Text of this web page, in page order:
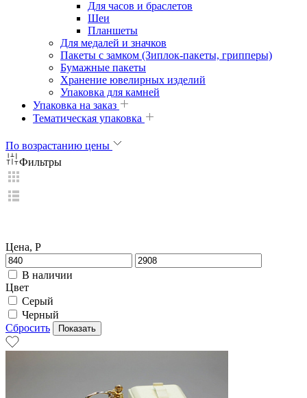
Для часов и браслетов
Шеи
Планшеты
Для медалей и значков
Пакеты с замком (Зиплок-пакеты, грипперы)
Бумажные пакеты
Хранение ювелирных изделий
Упаковка для камней
Упаковка на заказ
Тематическая упаковка
По возрастанию цены
Фильтры
Цена, Р
В наличии
Цвет
Серый
Черный
Сбросить